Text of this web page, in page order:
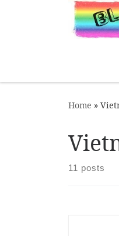
Home »
11 posts